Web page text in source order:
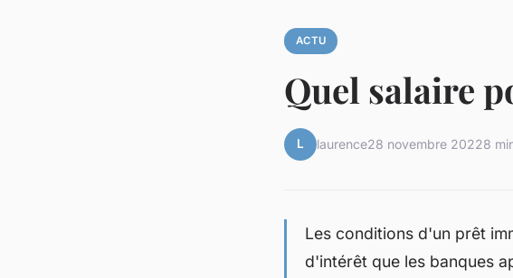
ACTU
Quel salaire
L laurence28 novembre 20228
Les conditions d'un prêt
d'intérêt que les banques